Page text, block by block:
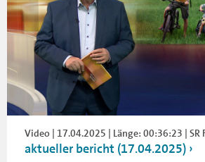
Video | 17.04.2025 | Länge: 00:36:23 | SR
aktueller bericht (17.04.2025)